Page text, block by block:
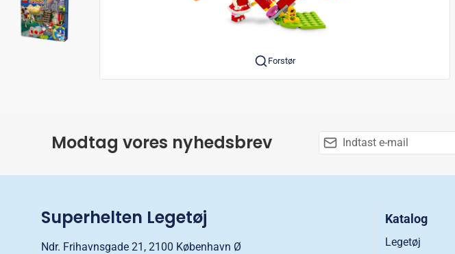
Forstør
Modtag vores nyhedsbrev
Superhelten Legetøj
Ndr. Frihavnsgade 21, 2100 København Ø
Katalog
Legetøj